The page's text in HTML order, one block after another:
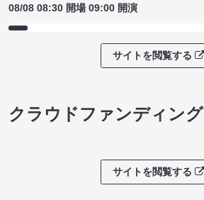
08/08 08:30 開場 09:00 開演
サイトを閲覧する
クラウドファンディング
サイトを閲覧する